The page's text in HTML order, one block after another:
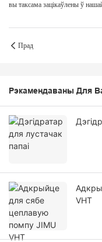
вы таксама зацікаўлены ў
Прад
Рэкамендаваны Для
VHT